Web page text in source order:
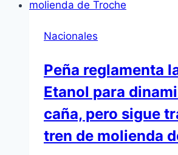
la
para
medicamentos
y
optimizar
recursos
Nacionales
Peña reglamenta
Etanol para
caña, pero sigue
tren de molienda